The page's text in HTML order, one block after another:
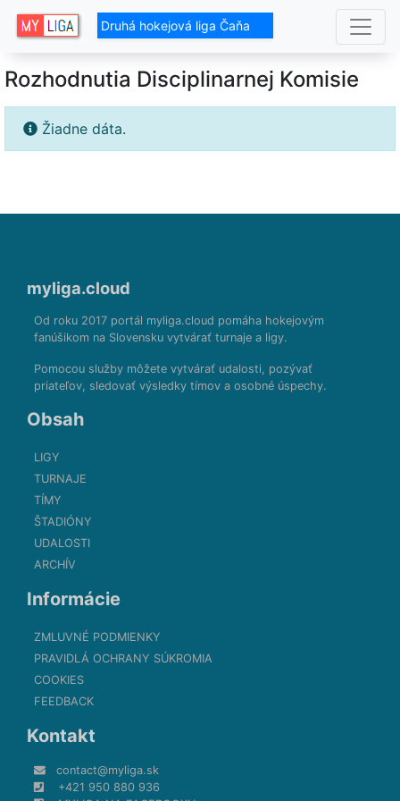
Druhá hokejová liga Čaňa
Rozhodnutia Disciplinarnej Komisie
Žiadne dáta.
myliga.cloud
Od roku 2017 portál myliga.cloud pomáha hokejovým
fanúšikom na Slovensku vytvárať turnaje a ligy.
Pomocou služby môžete vytvárať udalosti, pozývať
priateľov, sledovať výsledky tímov a osobné úspechy.
Obsah
LIGY
TURNAJE
TÍMY
ŠTADIÓNY
UDALOSTI
ARCHÍV
Informácie
ZMLUVNÉ PODMIENKY
PRAVIDLÁ OCHRANY SÚKROMIA
COOKIES
FEEDBACK
Kontakt
contact@myliga.sk
+421 950 880 936